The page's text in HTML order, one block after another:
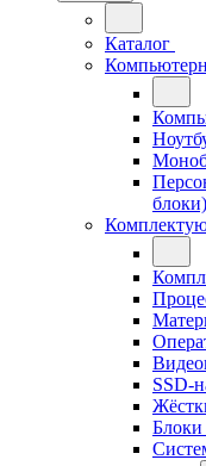
Каталог
блоки)
SSD-
Блоки